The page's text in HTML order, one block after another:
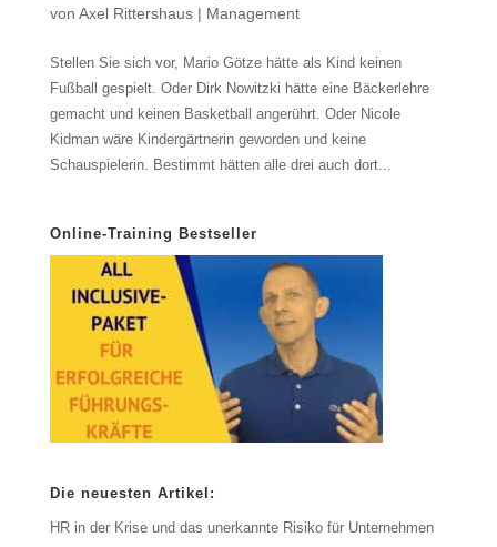
von Axel Rittershaus| Management
Stellen Sie sich vor, Mario Götze hätte als Kind keinen
Fußball gespielt. Oder Dirk Nowitzki hätte eine Bäckerlehre
gemacht und keinen Basketball angerührt. Oder Nicole
Kidman wäre Kindergärtnerin geworden und keine
Schauspielerin. Bestimmt hätten alle drei auch dort...
Online-Training Bestseller
Die neuesten Artikel:
HR in der Krise und das unerkannte Risiko für Unternehmen